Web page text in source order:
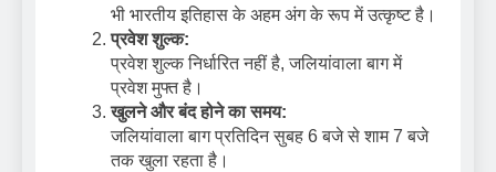
भी भारतीय इतिहास के अहम अंग के रूप में उत्कृष्ट है।
प्रवेश शुल्क:
प्रवेश शुल्क निर्धारित नहीं है, जलियांवाला बाग में
प्रवेश मुफ्त है।
खुलने और बंद होने का समय:
जलियांवाला बाग प्रतिदिन सुबह 6 बजे से शाम 7 बजे
तक खुला रहता है।